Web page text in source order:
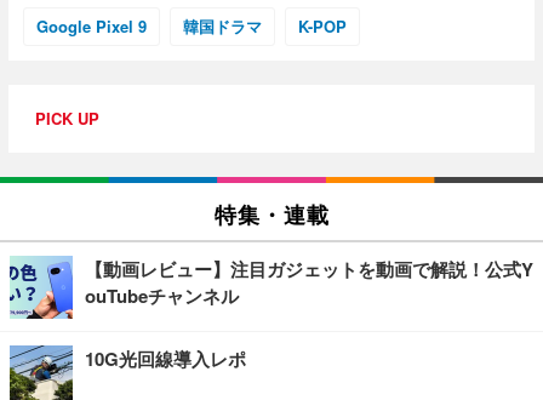
Google Pixel 9 韓国ドラマ K-POP
PICK UP
特集・連載
【動画レビュー】注目ガジェットを動画で解説！公式Y
ouTubeチャンネル
10G光回線導入レポ